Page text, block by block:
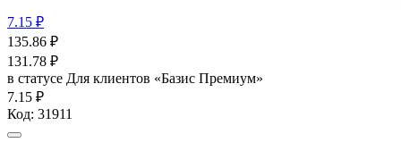
7.15 ₽
135.86 ₽
131.78 ₽
в статусе Для клиентов «Базис Премиум»
7.15 ₽
Код: 31911